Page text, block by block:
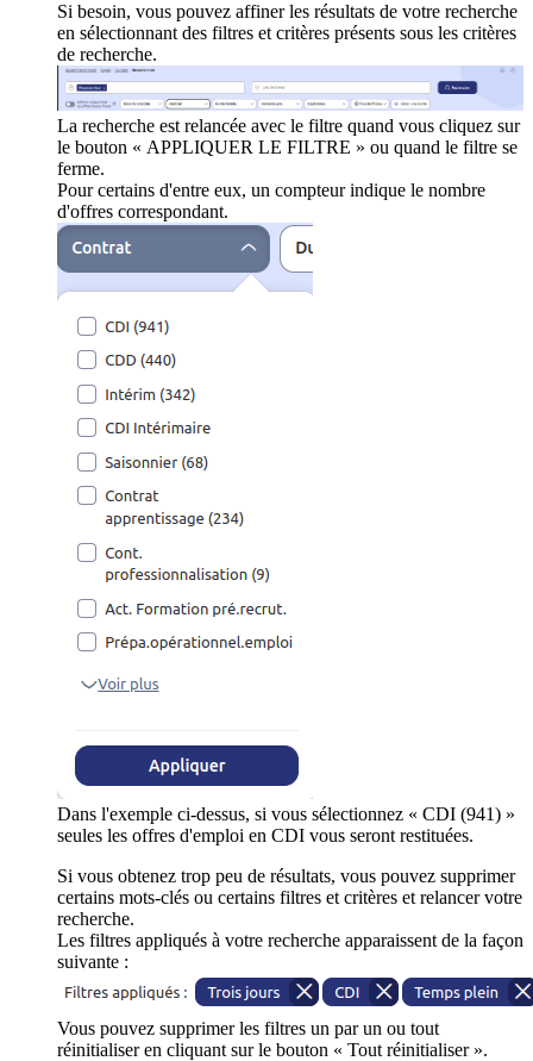
Si besoin, vous pouvez affiner les résultats de votre recherche
en sélectionnant des filtres et critères présents sous les critères
de recherche.
La recherche est relancée avec le filtre quand vous cliquez sur
le bouton « APPLIQUER LE FILTRE » ou quand le filtre se
ferme.
Pour certains d'entre eux, un compteur indique le nombre
d'offres correspondant.
Dans l'exemple ci-dessus, si vous sélectionnez « CDI (941) »
seules les offres d'emploi en CDI vous seront restituées.
Si vous obtenez trop peu de résultats, vous pouvez supprimer
certains mots-clés ou certains filtres et critères et relancer votre
recherche.
Les filtres appliqués à votre recherche apparaissent de la façon
suivante :
Vous pouvez supprimer les filtres un par un ou tout
réinitialiser en cliquant sur le bouton « Tout réinitialiser ».